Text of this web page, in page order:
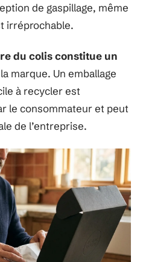
de gaspillage, même
irréprochable.
du colis constitue un
marque. Un emballage
à recycler est
le consommateur et peut
de l’entreprise.